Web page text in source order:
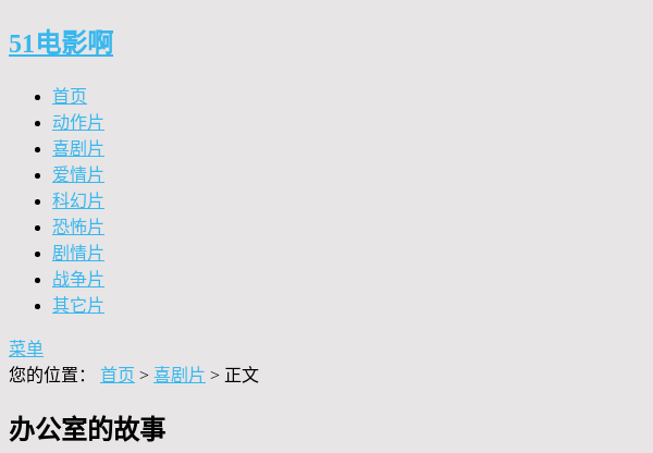
51电影啊
首页
动作片
喜剧片
爱情片
科幻片
恐怖片
剧情片
战争片
其它片
菜单
您的位置： 首页 > 喜剧片 > 正文
办公室的故事